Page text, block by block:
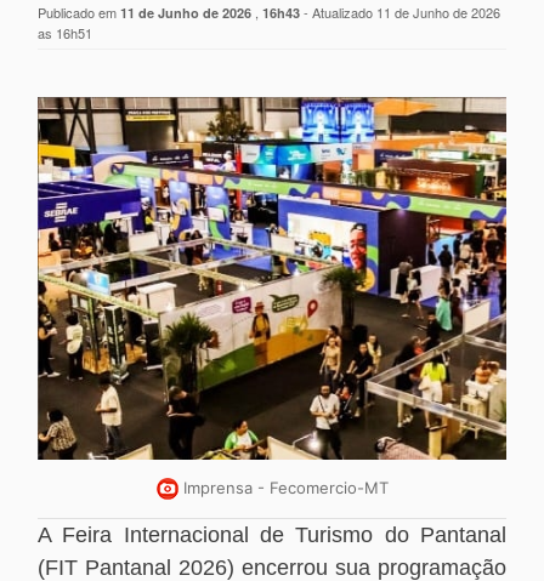
Publicado em 11 de Junho de 2026 16h43 - Atualizado 11 de Junho de 2026
as 16h51
Imprensa - Fecomercio-MT
A Feira Internacional de Turismo do Pantanal
(FIT Pantanal 2026) encerrou sua programação